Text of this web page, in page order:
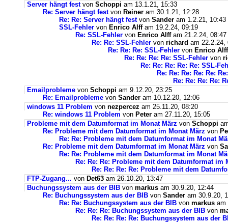
Server hängt festvon Schoppi am 13.1.21, 15:33
Re: Server hängt festvon Reiner am 30.1.21, 12:28
Re: Re: Server hängt festvon Sander am 1.2.21, 10:43
SSL-Fehler von Enrico Alffam 19.2.24, 09:19
Re: SSL-Fehler von Enrico Alffam 21.2.24, 08:47
Re: Re: SSL-Fehler von richard am 22.2.24,
Re: Re: Re: SSL-Fehler von Enrico Alff
Re: Re: Re: Re: SSL-Fehler von
Re: Re: Re: Re: Re: SSL-
Re: Re: Re: Re: Re:
Re: Re: Re: Re:
Emailprobleme von Schoppi am 9.12.20, 23:25
Re: Emailprobleme von Sander am 10.12.20, 12:06
windows 11 Problem von nezpercez am 25.11.20, 08:20
Re: windows 11 Problem von Peter am 27.11.20, 15:05
Probleme mit dem Datumformat im Monat März von Schoppi
Re: Probleme mit dem Datumformat im Monat März von
Re: Re: Probleme mit dem Datumformat im Monat
Re: Probleme mit dem Datumformat im Monat März von
Re: Re: Probleme mit dem Datumformat im Monat
Re: Re: Re: Probleme mit dem Datumformat im
Re: Re: Re: Re: Probleme mit dem
FTP-Zugang... von Det63 am 26.10.20, 13:47
Buchungssystem aus der BIB von markus am 30.9.20, 12:44
Re: Buchungssystem aus der BIB von Sander am 30.9.20,
Re: Re: Buchungssystem aus der BIB von markus am
Re: Re: Re: Buchungssystem aus der BIB von
Re: Re: Re: Re: Buchungssystem aus der